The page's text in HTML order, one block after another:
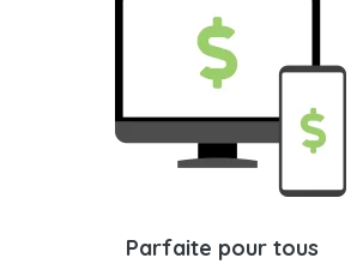
Parfaite pour tous